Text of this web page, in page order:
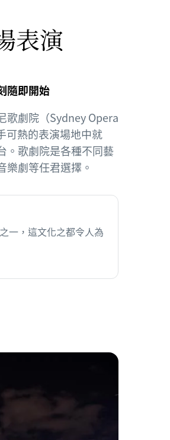
表演
隨即開始
歌劇院（Sydney Opera
可熱的表演場地中就
。歌劇院是各種不同藝
劇等任君選擇。
一，這文化之都令人為